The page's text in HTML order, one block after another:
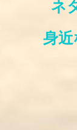
ネ
身